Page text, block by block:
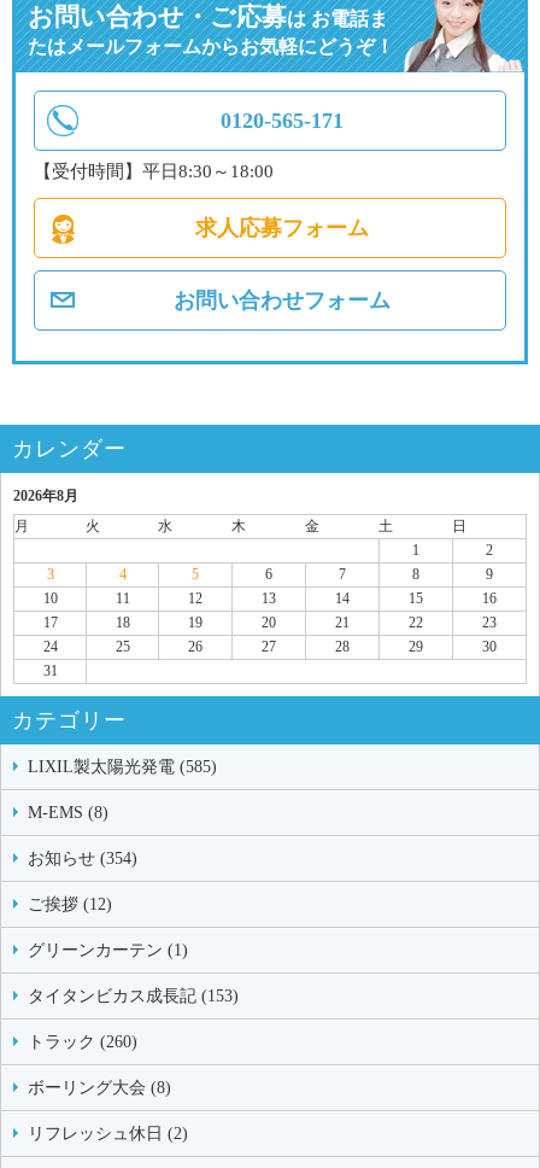
お問い合わせ・ご応募はお電話ま
たはメールフォームからお気軽にどうぞ！
0120-565-171
【受付時間】平日8:30～18:00
求人応募フォーム
お問い合わせフォーム
カレンダー
2026年8月
月
火 水 木 金 土
日
1
2
3
4 5 6 7 8
9
10
11 12 13 14 15
16
17
18 19 20 21 22
23
24
25 26 27 28 29
30
31
カテゴリー
LIXIL製太陽光発電 (585)
M-EMS (8)
お知らせ (354)
ご挨拶 (12)
グリーンカーテン (1)
タイタンビカス成長記 (153)
トラック (260)
ボーリング大会 (8)
リフレッシュ休日 (2)